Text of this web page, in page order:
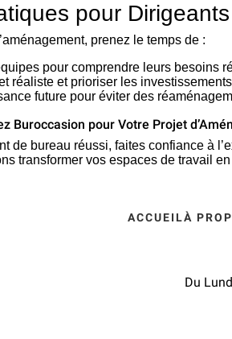
pour
prenez le temps de :
pour comprendre leurs besoins
réaliste et prioriser les
future pour éviter des
Buroccasion pour Votre Projet
de bureau réussi, faites confiance à
transformer vos espaces de travail
ACCUEILÀ
Du